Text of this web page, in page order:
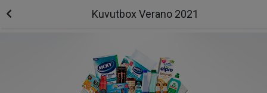
Kuvutbox Verano 2021